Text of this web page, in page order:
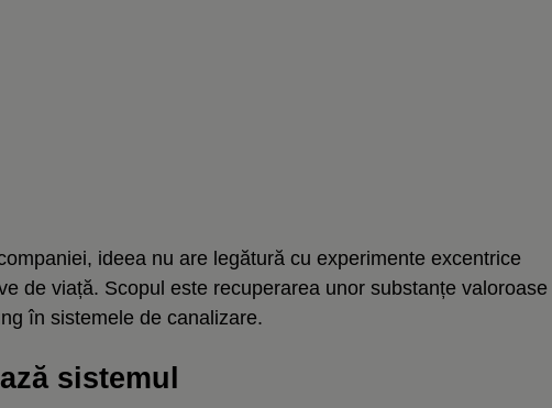
ideea nu are legătură cu experimente excentrice
de viață. Scopul este recuperarea unor substanțe valoroase
în sistemele de canalizare.
sistemul